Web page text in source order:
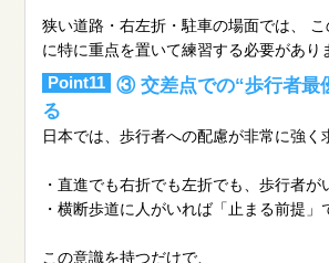
狭い道路・右左折・駐車の場面では、 こ
に特に重点を置いて練習する必要があり
Point11
③ 交差点での“歩行者最
る
日本では、歩行者への配慮が非常に強く
・直進でも右折でも左折でも、歩行者が
・横断歩道に人がいれば「止まる前提」
この意識を持つだけで、